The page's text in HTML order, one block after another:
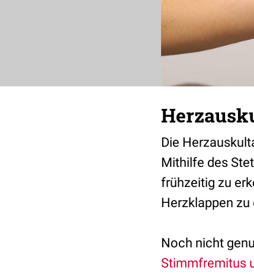
Die
Mithilfe des
frühzeitig zu
Herzklappen zu
Noch nicht
Stimmfremitus